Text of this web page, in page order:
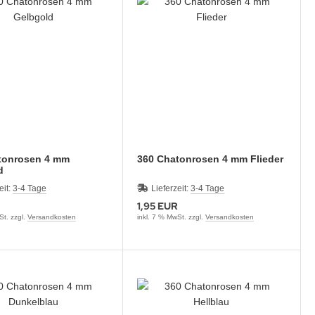
3-4 Tage
zzgl. Versandkosten
360 Chatonrosen 4 mm Flieder
Lieferzeit: 3-4 Tage
1,95 EUR
inkl. 7 % MwSt. zzgl. Versandkosten